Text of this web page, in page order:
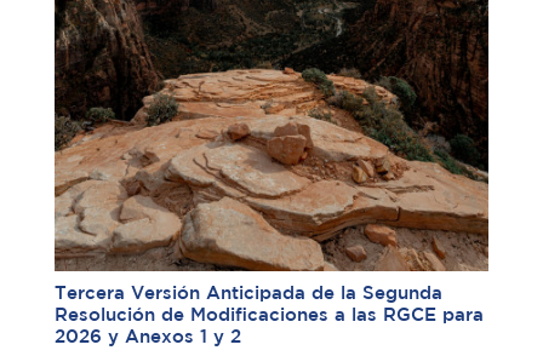
Tercera Versión Anticipada de la Segunda
Resolución de Modificaciones a las RGCE para
2026 y Anexos 1 y 2